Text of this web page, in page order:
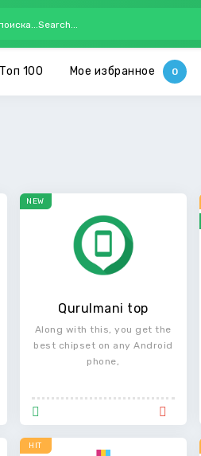
Топ 100 Мое избранное
Qurulmani top
Along with this, you get the
best chipset on any Android
phone,
NEW
HIT